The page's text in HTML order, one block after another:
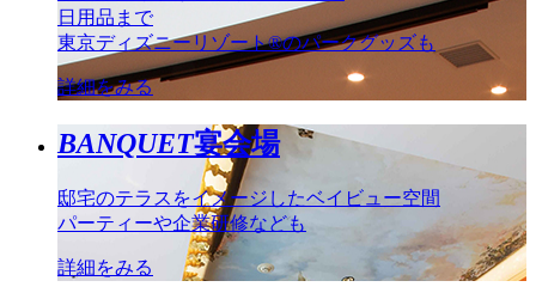
日用品まで
東京ディズニーリゾート®のパークグッズも
詳細をみる
BANQUET宴会場
邸宅のテラスをイメージしたベイビュー空間
パーティーや企業研修なども
詳細をみる